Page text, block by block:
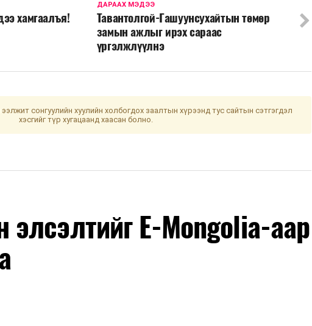
ДАРААХ МЭДЭЭ
Тавантолгой-Гашуунсухайтын төмөр
замын ажлыг ирэх сараас
үргэлжлүүлнэ
хамгаалъя!
сонгуулийн хуулийн холбогдох заалтын хүрээнд тус сайтын сэтгэгдэл
хэсгийг түр хугацаанд хаасан болно.
элсэлтийг E-Mongolia-аар